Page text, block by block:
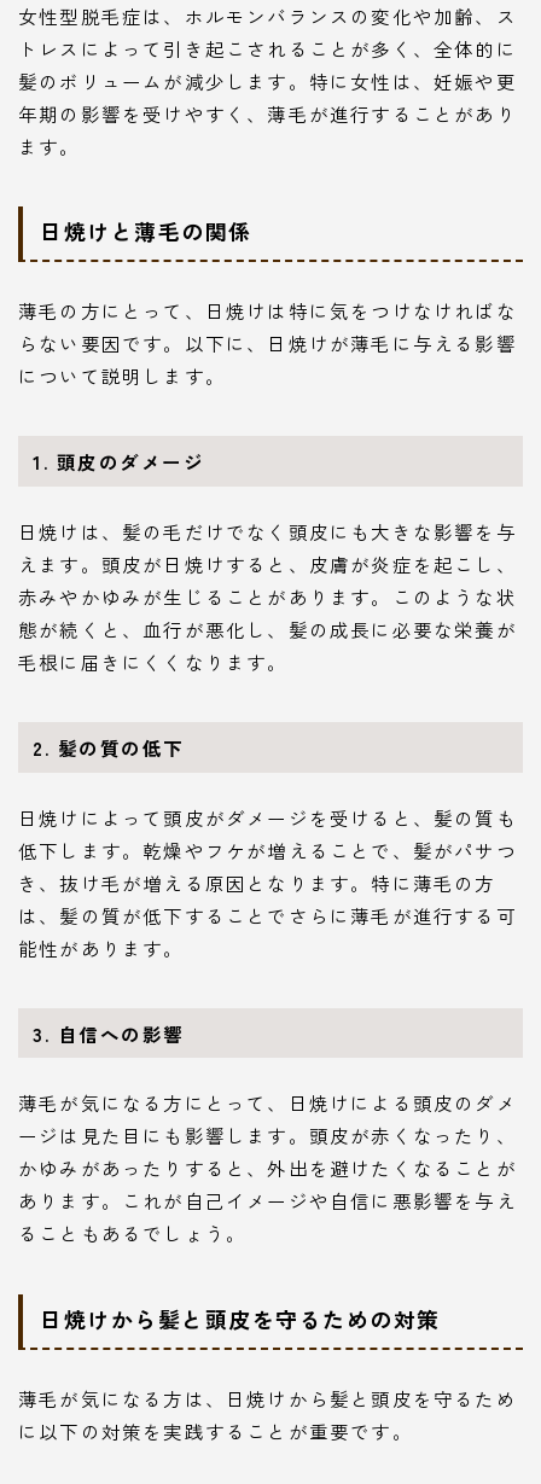
女性型脱毛症は、ホルモンバランスの変化や加齢、ス
トレスによって引き起こされることが多く、全体的に
髪のボリュームが減少します。特に女性は、妊娠や更
年期の影響を受けやすく、薄毛が進行することがあり
ます。
日焼けと薄毛の関係
薄毛の方にとって、日焼けは特に気をつけなければな
らない要因です。以下に、日焼けが薄毛に与える影響
について説明します。
1. 頭皮のダメージ
日焼けは、髪の毛だけでなく頭皮にも大きな影響を与
えます。頭皮が日焼けすると、皮膚が炎症を起こし、
赤みやかゆみが生じることがあります。このような状
態が続くと、血行が悪化し、髪の成長に必要な栄養が
毛根に届きにくくなります。
2. 髪の質の低下
日焼けによって頭皮がダメージを受けると、髪の質も
低下します。乾燥やフケが増えることで、髪がパサつ
き、抜け毛が増える原因となります。特に薄毛の方
は、髪の質が低下することでさらに薄毛が進行する可
能性があります。
3. 自信への影響
薄毛が気になる方にとって、日焼けによる頭皮のダメ
ージは見た目にも影響します。頭皮が赤くなったり、
かゆみがあったりすると、外出を避けたくなることが
あります。これが自己イメージや自信に悪影響を与え
ることもあるでしょう。
日焼けから髪と頭皮を守るための対策
薄毛が気になる方は、日焼けから髪と頭皮を守るため
に以下の対策を実践することが重要です。